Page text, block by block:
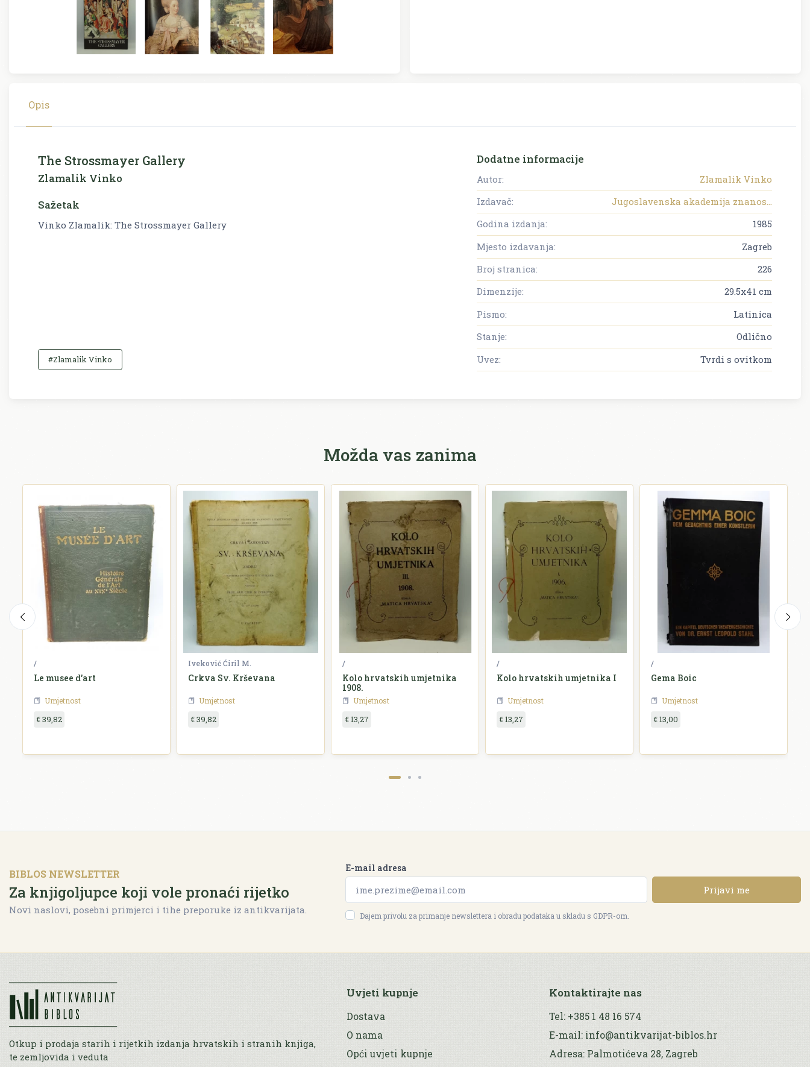
Opis
The Strossmayer Gallery
Zlamalik Vinko
Sažetak
Vinko Zlamalik: The Strossmayer Gallery
#Zlamalik Vinko
Dodatne informacije
Autor:
Zlamalik Vinko
Izdavač:
Jugoslavenska akademija znanos...
Godina izdanja:
1985
Mjesto izdavanja:
Zagreb
Broj stranica:
226
Dimenzije:
29.5x41 cm
Pismo:
Latinica
Stanje:
Odlično
Uvez:
Tvrdi s ovitkom
Možda vas zanima
/
Le musee d'art
Umjetnost
€ 39,82
Iveković Ćiril M.
Crkva Sv. Krševana
Umjetnost
€ 39,82
/
Kolo hrvatskih umjetnika
1908.
Umjetnost
€ 13,27
/
Kolo hrvatskih umjetnika I
Umjetnost
€ 13,27
/
Gema Boic
Umjetnost
€ 13,00
BIBLOS NEWSLETTER
Za knjigoljupce koji vole pronaći rijetko
Novi naslovi, posebni primjerci i tihe preporuke iz antikvarijata.
E-mail adresa
Prijavi me
Dajem privolu za primanje newslettera i obradu podataka u skladu s GDPR-om.
Otkup i prodaja starih i rijetkih izdanja hrvatskih i stranih knjiga,
te zemljovida i veduta
Uvjeti kupnje
Dostava
O nama
Opći uvjeti kupnje
Kontaktirajte nas
Tel: +385 1 48 16 574
E-mail: info@antikvarijat-biblos.hr
Adresa: Palmotićeva 28, Zagreb